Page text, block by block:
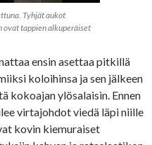
Tyhjät aukot
ovat tappien alkuperäiset
ensin asettaa pitkillä
koloihinsa ja sen jälkeen
kokoajan ylösalaisin. Ennen
virtajohdot viedä läpi niille
kovin kiemuraiset